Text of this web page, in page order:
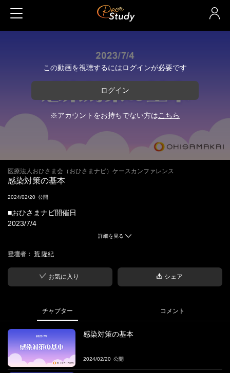
この動画を視聴するにはログインが必要です
ログイン
※アカウントをお持ちでない方はこちら
医療法人おひさま会（おひさまナビ）ケースカンファレンス
感染対策の基本
2024/02/20
■おひさまナビ開催日
2023/7/4
医療機関で働く上で知っておくべき事柄について、解説します。
■ファシリテーター
・荒 隆紀
詳細を見る
登壇者： 荒 隆紀
お気に入り シェア
チャプター コメント
感染対策の基本
2024/02/20